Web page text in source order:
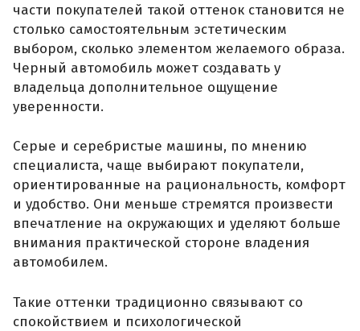
части покупателей такой оттенок становится не
столько самостоятельным эстетическим
выбором, сколько элементом желаемого образа.
Черный автомобиль может создавать у
владельца дополнительное ощущение
уверенности.
Серые и серебристые машины, по мнению
специалиста, чаще выбирают покупатели,
ориентированные на рациональность, комфорт
и удобство. Они меньше стремятся произвести
впечатление на окружающих и уделяют больше
внимания практической стороне владения
автомобилем.
Такие оттенки традиционно связывают со
спокойствием и психологической